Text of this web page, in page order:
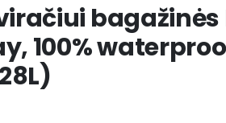
bagažinės
100%